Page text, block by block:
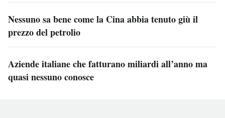
Nessuno sa bene come la Cina abbia tenuto giù il
prezzo del petrolio
Aziende italiane che fatturano miliardi all’anno ma
quasi nessuno conosce